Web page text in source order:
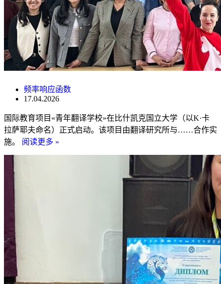
频率响应函数
17.04.2026
国际教育项目«青年翻译学校»在比什凯克国立大学（以K·卡
拉萨耶夫命名）正式启动。该项目由翻译研究所与……合作实
施。 阅读更多 »